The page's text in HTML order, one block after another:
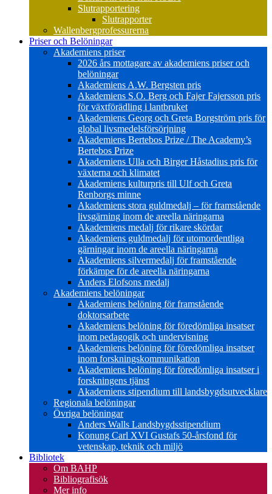
Slutrapportering
Slutrapporter
Wallenbergprofessurerna
Priser och Belöningar
Akademiens priser
2026 års mottagare av akademiens priser och
belöningar
Akademiens A.W. Bergsten pris
Akademiens S.O. Berg och Fajer Fajersson pris
för växtförädling i lantbruket
Akademiens Georg och Greta Borgström pris för
global livsmedelsförsörjning
Akademiens Bertebos Prize / The Academy’s
Bertebos Prize
Akademiens Ulla och Birger Håstadius pris för
växterna och klimatet
Akademiens kulturpris till Ulf och Greta
Renborgs minne
Akademiens stora guldmedalj – för framstående
livsgärning inom de areella näringarna
Akademiens medalj för rikare skördar
Akademiens guldmedalj för utomordentliga
gärningar inom de areella näringarna
Akademiens silvermedalj för framstående
förkämpe för de areella näringarna
Anders Elofsons medalj
Akademiens belöningar
Akademiens belöning för framstående
doktorsarbete
Akademiens belöning för föredömliga insatser
inom pedagogik och undervisning
Akademiens belöning för föredömliga insatser
inom forskningskommunikation
Akademiens belöning för föredömliga insatser i
forskningens tjänst
Akademiens stipendium till landsbygdsutvecklare
Regionala belöningar
Övriga belöningar
Anders Walls Landsbygdsstipendium
Konung Carl XVI Gustafs 50-årsfond för
vetenskap, teknik och miljö
Bibliotek
Om BAHP
Bibliografisök
Mer info